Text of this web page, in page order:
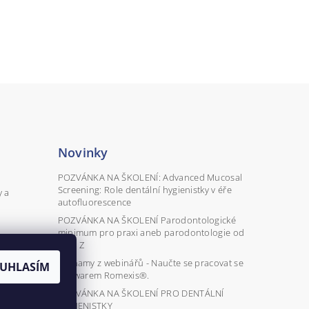
a
Novinky
POZVÁNKA NA ŠKOLENÍ: Advanced Mucosal
Screening: Role dentální hygienistky v éře
autofluorescence
POZVÁNKA NA ŠKOLENÍ Parodontologické
minimum pro praxi aneb parodontologie od
A do Z
Záznamy z webinářů - Naučte se pracovat se
softwarem Romexis®.
POZVÁNKA NA ŠKOLENÍ PRO DENTÁLNÍ
HYGIENISTKY